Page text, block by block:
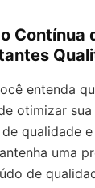
Contínua
entenda
otimizar
qualidade
uma
de